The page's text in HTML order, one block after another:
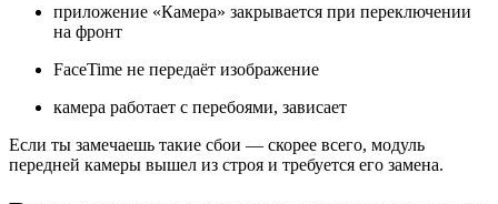
приложение «Камера» закрывается при переключении
на фронт
FaceTime не передаёт изображение
камера работает с перебоями, зависает
Если ты замечаешь такие сбои — скорее всего, модуль
передней камеры вышел из строя и требуется его замена.